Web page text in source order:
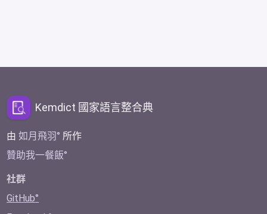
Kemdict 國家語言整合典
由如月飛羽 所作
贊助我一餐飯
社群
GitHub